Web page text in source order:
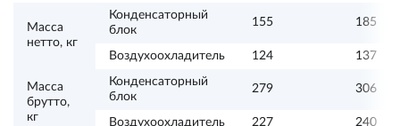
Масса
нетто, кг
Конденсаторный
блок
155 185
Воздухоохладитель 124 137
Масса
брутто,
кг
Конденсаторный
блок
279 306
Воздухоохладитель 227 240